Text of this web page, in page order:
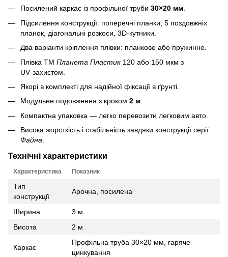
Посилений каркас із профільної труби 30×20 мм.
Підсилення конструкції: поперечні планки, 5 поздовжніх
планок, діагональні розкоси, 3D‑кутники.
Два варіанти кріплення плівки: планкове або пружинне.
Плівка ТМ Планета Пластик 120 або 150 мкм з
UV‑захистом.
Якорі в комплекті для надійної фіксації в ґрунті.
Модульне подовження з кроком 2 м.
Компактна упаковка — легко перевозити легковим авто.
Висока жорсткість і стабільність завдяки конструкції серії
Файна
Технічні характеристики
Характеристика Показник
Тип
конструкції
Арочна, посилена
Ширина
3 м
Висота
2 м
Каркас
Профільна труба 30×20 мм, гаряче
цинкування